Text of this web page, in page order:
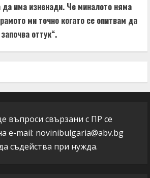
да има изненади. Че миналото няма
ми точно когато се опитвам да
оттук“.
въпроси свързани с ПР се
e-mail: novinibulgaria@abv.bg
съдейства при нужда.